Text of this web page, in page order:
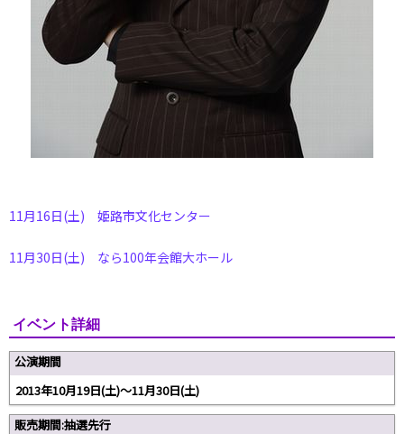
11月16日(土) 姫路市文化センター
11月30日(土) なら100年会館大ホール
イベント詳細
公演期間
2013年10月19日(土)～11月30日(土)
販売期間:抽選先行